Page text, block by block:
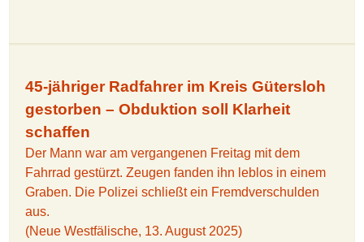
45-jähriger Radfahrer im Kreis Gütersloh
gestorben – Obduktion soll Klarheit
schaffen
Der Mann war am vergangenen Freitag mit dem
Fahrrad gestürzt. Zeugen fanden ihn leblos in einem
Graben. Die Polizei schließt ein Fremdverschulden
aus.
(Neue Westfälische, 13. August 2025)